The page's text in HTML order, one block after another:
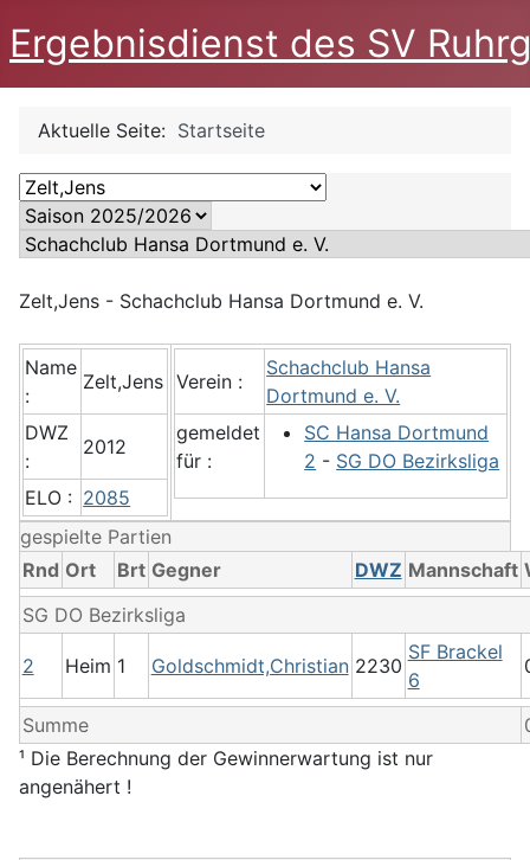
Ergebnisdienst des SV
Aktuelle Seite: Startseite
Zelt,Jens - Schachclub Hansa Dortmund e. V.
Name
:
Zelt,Jens
DWZ
:
2012
ELO : 2085
Verein :
Schachclub Hansa
Dortmund e. V.
gemeldet
für :
SC Hansa Dortmund
2 - SG DO Bezirksliga
gespielte Partien
Rnd Ort Brt Gegner DWZ Mannschaft
SG DO Bezirksliga
2 Heim 1 Goldschmidt,Christian 2230
SF Brackel
6
Summe
¹ Die Berechnung der Gewinnerwartung ist nur
angenähert !